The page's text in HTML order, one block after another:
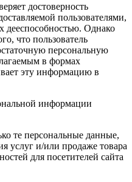
достоверность
пользователями,
дееспособностью. Однако
что пользователь
персональную
в формах
эту информацию в
информации
те персональные данные,
услуг и/или продаже товара
для посетителей сайта